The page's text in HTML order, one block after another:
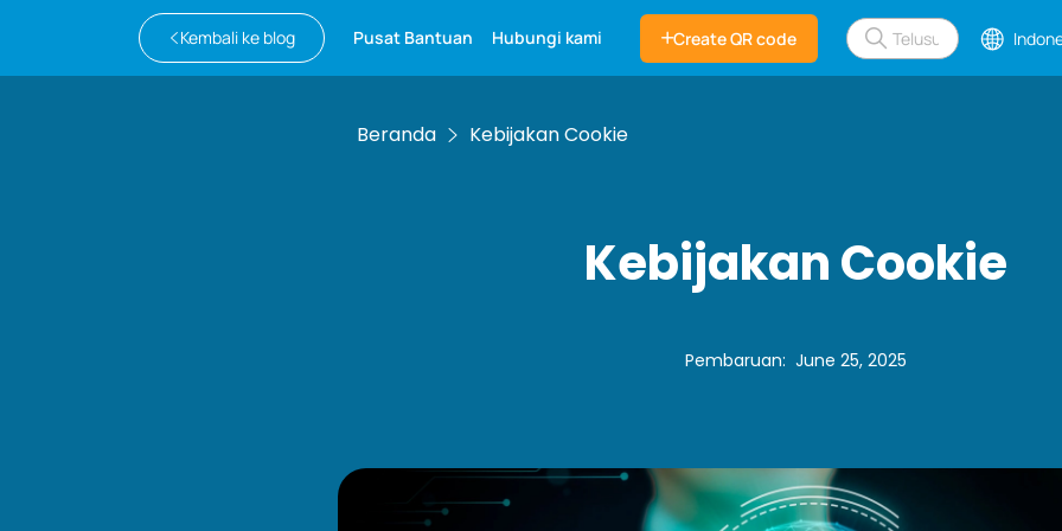
Kembali ke blog Pusat Bantuan Hubungi kami Create QR code
Beranda Kebijakan Cookie
Kebijakan Cookie
Pembaruan:June 25, 2025